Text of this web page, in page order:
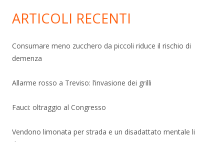
ARTICOLI RECENTI
Consumare meno zucchero da piccoli riduce il rischio di
demenza
Allarme rosso a Treviso: l’invasione dei grilli
Fauci: oltraggio al Congresso
Vendono limonata per strada e un disadattato mentale li